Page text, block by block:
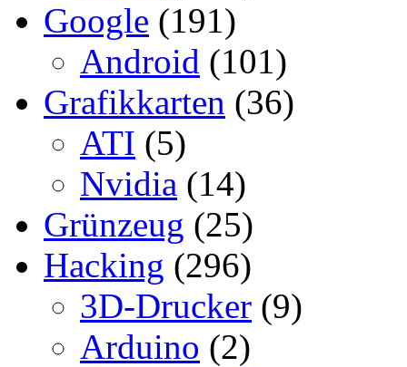
Google (191)
Android (101)
Grafikkarten (36)
ATI (5)
Nvidia (14)
Grünzeug (25)
Hacking (296)
3D-Drucker (9)
Arduino (2)